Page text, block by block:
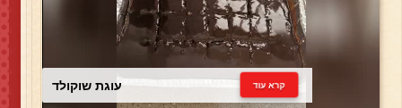
עוגת שוקולד קרא עוד